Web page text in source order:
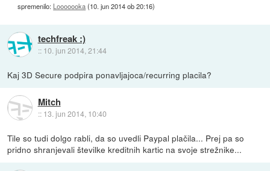
spremenilo: Looooooka(10. jun 2014 ob 20:16)
techfreak :)
:: 10. jun 2014, 21:44
Kaj 3D Secure podpira ponavljajoca/recurring placila?
Mitch
:: 13. jun 2014, 10:40
Tile so tudi dolgo rabli, da so uvedli Paypal plačila... Prej pa so
pridno shranjevali številke kreditnih kartic na svoje strežnike...